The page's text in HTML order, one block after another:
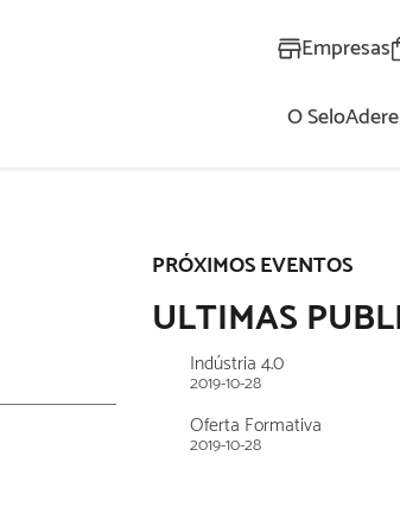
Empresas
O SeloAdere
PRÓXIMOS EVENTOS
ULTIMAS
Indústria 4.0
2019-10-28
Oferta Formativa
2019-10-28